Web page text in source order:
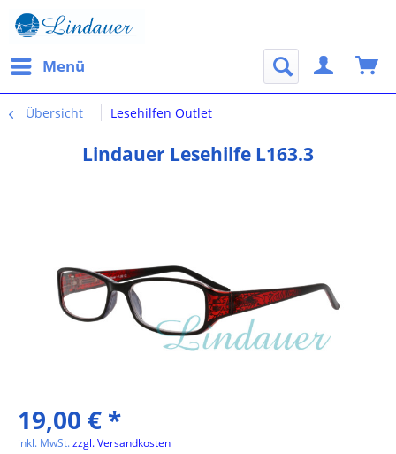
Menü
Übersicht Lesehilfen Outlet
Lindauer Lesehilfe L163.3
19,00 € *
inkl. MwSt.zzgl. Versandkosten